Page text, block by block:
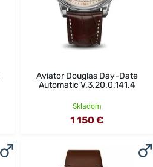
Aviator Douglas Day-Date
Automatic V.3.20.0.141.4
Skladom
1 150 €